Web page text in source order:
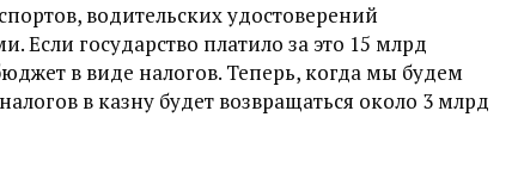
водительских удостоверений
Если государство платило за это 15 млрд
в виде налогов. Теперь, когда мы будем
в казну будет возвращаться около 3 млрд